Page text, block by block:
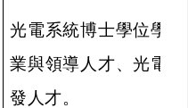
光電系統博士學位學
業與領導人才、光電
發人才。